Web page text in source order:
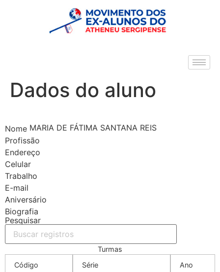
Dados do aluno
Nome MARIA DE FÁTIMA SANTANA REIS
Profissão
Endereço
Celular
Trabalho
E-mail
Aniversário
Biografia
Pesquisar
Turmas
Código
Série Ano